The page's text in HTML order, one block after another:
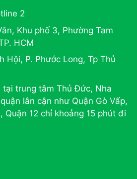
2
Khu phố 3, Phường Tam
HCM
Hội, P. Phước Long, Tp Thủ
trung tâm Thủ Đức, Nha
lân cận như Quận Gò Vấp,
Quận 12 chỉ khoảng 15 phút đi